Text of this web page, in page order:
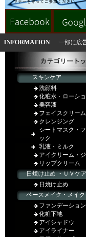
INFORMATION 一部に広